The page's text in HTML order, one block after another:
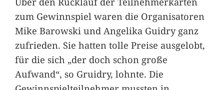
zum Gewinnspiel waren die Organisatoren
Mike Barowski und Angelika Guidry ganz
zufrieden. Sie hatten tolle Preise ausgelobt,
für die sich „der doch schon große
Aufwand“, so Gruidry, lohnte. Die